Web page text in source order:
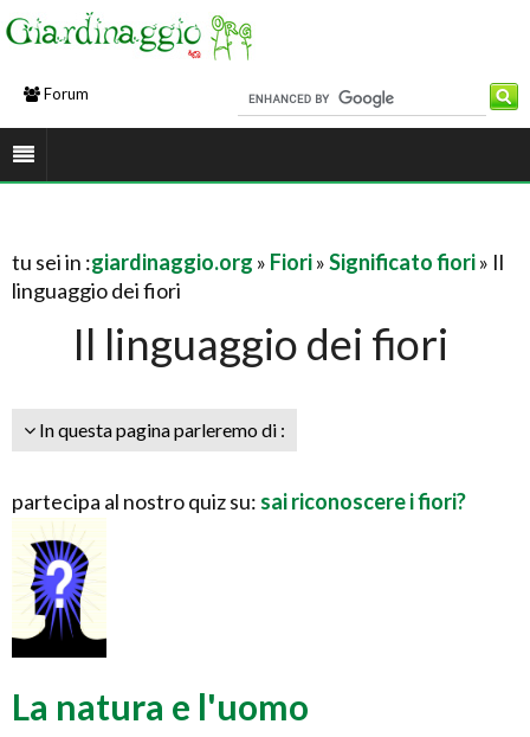
Forum
tu sei in :giardinaggio.org » Fiori»Significato fiori» Il
linguaggio dei fiori
Il linguaggio dei fiori
In questa pagina parleremo di :
partecipa al nostro quiz su: sai riconoscere i fiori?
La natura e l'uomo